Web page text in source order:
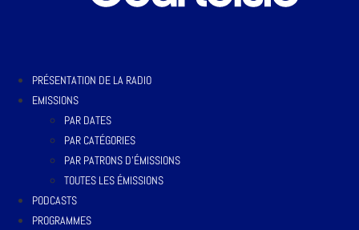
PRÉSENTATION DE LA RADIO
EMISSIONS
PAR DATES
PAR CATÉGORIES
PAR PATRONS D’ÉMISSIONS
TOUTES LES ÉMISSIONS
PODCASTS
PROGRAMMES